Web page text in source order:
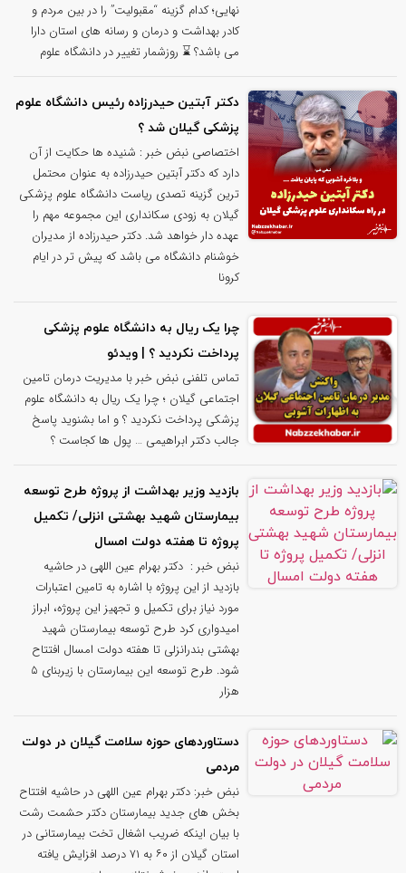
نهایی؛ کدام گزینه “مقبولیت” را در بین مردم و
کادر بهداشت و درمان و رسانه های استان دارا
می باشد؟ ⌛️ روزشمار تغییر در دانشگاه علوم
دکتر آبتین حیدرزاده رئیس دانشگاه علوم
پزشکی گیلان شد ؟
اختصاصی نبض خبر : شنیده ها حکایت از آن
دارد که دکتر آبتین حیدرزاده به عنوان محتمل
ترین گزینه تصدی ریاست دانشگاه علوم پزشکی
گیلان به زودی سکانداری این مجموعه مهم را
عهده دار خواهد شد. دکتر حیدرزاده از مدیران
خوشنام دانشگاه می باشد که پیش تر در ایام
کرونا
چرا یک ریال به دانشگاه علوم پزشکی
پرداخت نکردید ؟ | ویدئو
تماس تلفنی نبض خبر با مدیریت درمان تامین
اجتماعی گیلان ؛ چرا یک ریال به دانشگاه علوم
پزشکی پرداخت نکردید ؟ و اما بشنوید پاسخ
جالب دکتر ابراهیمی … پول ها کجاست ؟
بازدید وزیر بهداشت از پروژه طرح توسعه
بیمارستان شهید بهشتی انزلی/ تکمیل
پروژه تا هفته دولت امسال
نبض خبر : دکتر بهرام عین اللهی در حاشیه
بازدید از این پروژه با اشاره به تامین اعتبارات
مورد نیاز برای تکمیل و تجهیز این پروژه، ابراز
امیدواری کرد طرح توسعه بیمارستان شهید
بهشتی بندرانزلی تا هفته دولت امسال افتتاح
شود. طرح توسعه این بیمارستان با زیربنای ۵
هزار
دستاوردهای حوزه سلامت گیلان در دولت
مردمی
نبض خبر: دکتر بهرام عین اللهی در حاشیه افتتاح
بخش های جدید بیمارستان دکتر حشمت رشت
با بیان اینکه ضریب اشغال تخت بیمارستانی در
استان گیلان از ۶۰ به ۷۱ درصد افزایش یافته